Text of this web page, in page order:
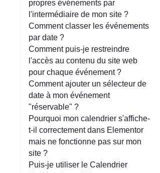
propres événements par
l'intermédiaire de mon site ?
Comment classer les événements
par date ?
Comment puis-je restreindre
l'accès au contenu du site web
pour chaque événement ?
Comment ajouter un sélecteur de
date à mon événement
"réservable" ?
Pourquoi mon calendrier s'affiche-
t-il correctement dans Elementor
mais ne fonctionne pas sur mon
site ?
Puis-je utiliser le Calendrier